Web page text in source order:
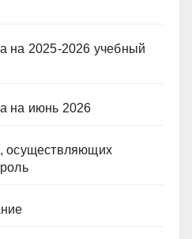
на 2025-2026 учебный
на июнь 2026
осуществляющих